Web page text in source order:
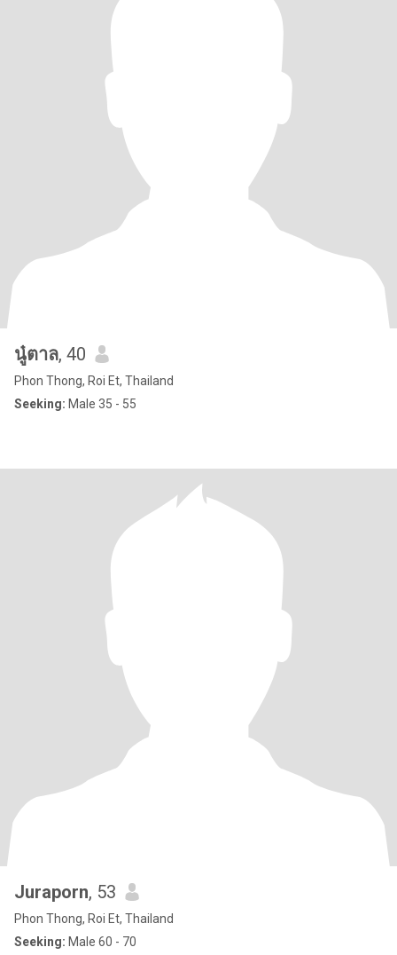
นู๋ตาล, 40
Phon Thong, Roi Et, Thailand
Seeking: Male 35 - 55
Juraporn, 53
Phon Thong, Roi Et, Thailand
Seeking: Male 60 - 70